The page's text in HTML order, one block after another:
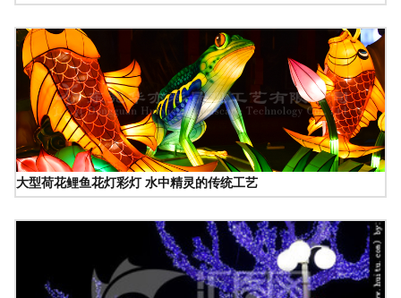
大型荷花鲤鱼花灯彩灯 水中精灵的传统工艺